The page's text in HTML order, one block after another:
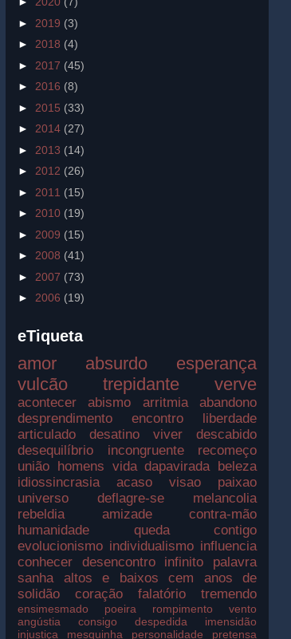
► 2019 (3)
► 2018 (4)
► 2017 (45)
► 2016 (8)
► 2015 (33)
► 2014 (27)
► 2013 (14)
► 2012 (26)
► 2011 (15)
► 2010 (19)
► 2009 (15)
► 2008 (41)
► 2007 (73)
► 2006 (19)
eTiqueta
amor absurdo
esperança
vulcão
trepidante verve
acontecer abismo arritmia
abandono
desprendimento
encontro
liberdade
articulado
desatino viver
descabido
desequilíbrio
incongruente
recomeço
união homens vida dapavirada beleza
idiossincrasia
acaso visao
paixao
universo
deflagre-se
melancolia
rebeldia
amizade
contra-mão
humanidade
queda
contigo
evolucionismo individualismo influencia
conhecer
desencontro infinito
palavra
sanha
altos e baixos
cem anos de
solidão
coração falatório tremendo
ensimesmado poeira rompimento
vento
angústia
consigo despedida
imensidão
injustiça
mesquinha personalidade pretensa